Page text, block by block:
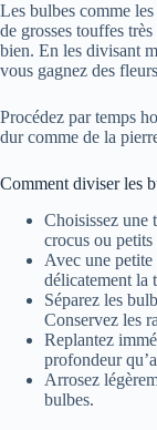
Les bulbes comme
de grosses touffes
bien. En les divisant
vous gagnez des
Procédez par temps
dur comme de la
Comment diviser les
Choisissez une
crocus ou petits
Avec une
délicatement la
Séparez les
Conservez les
Replantez
profondeur
Arrosez
bulbes.